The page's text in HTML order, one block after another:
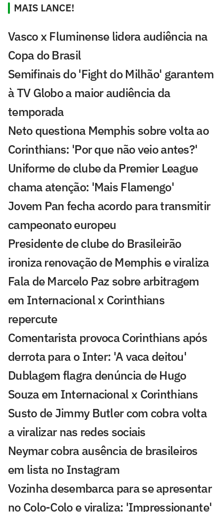
MAIS LANCE!
Vasco x Fluminense lidera audiência na
Copa do Brasil
Semifinais do 'Fight do Milhão' garantem
à TV Globo a maior audiência da
temporada
Neto questiona Memphis sobre volta ao
Corinthians: 'Por que não veio antes?'
Uniforme de clube da Premier League
chama atenção: 'Mais Flamengo'
Jovem Pan fecha acordo para transmitir
campeonato europeu
Presidente de clube do Brasileirão
ironiza renovação de Memphis e viraliza
Fala de Marcelo Paz sobre arbitragem
em Internacional x Corinthians
repercute
Comentarista provoca Corinthians após
derrota para o Inter: 'A vaca deitou'
Dublagem flagra denúncia de Hugo
Souza em Internacional x Corinthians
Susto de Jimmy Butler com cobra volta
a viralizar nas redes sociais
Neymar cobra ausência de brasileiros
em lista no Instagram
Vozinha desembarca para se apresentar
no Colo-Colo e viraliza: 'Impressionante'